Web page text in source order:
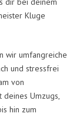
Kluge
wir umfangreiche
und stressfrei
von
deines Umzugs,
hin zum